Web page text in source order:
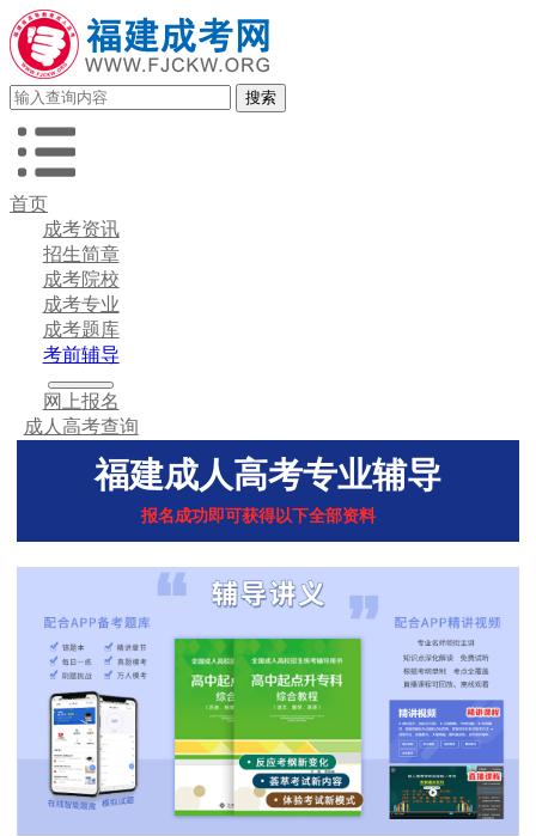
首页
成考资讯
招生简章
成考院校
成考专业
成考题库
考前辅导
网上报名
成人高考查询
福建成人高考专业辅导
报名成功即可获得以下全部资料